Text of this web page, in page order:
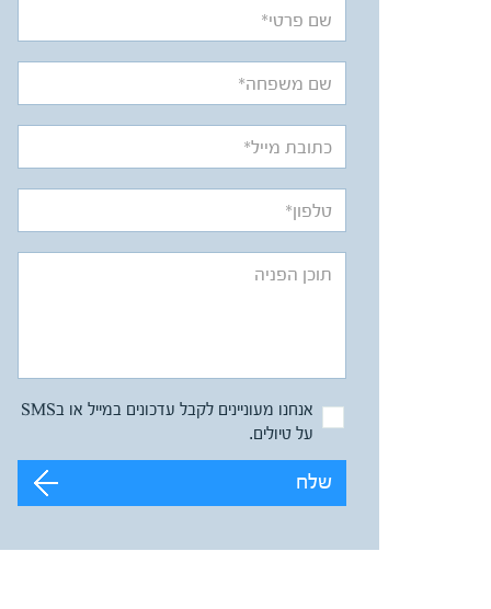
אנחנו מעוניינים לקבל עדכונים במייל או בSMS
על טיולים.
שלח